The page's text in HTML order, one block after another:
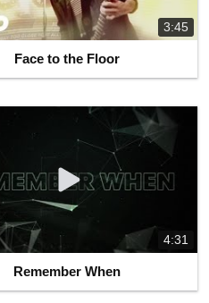
3:45
Face to the Floor
4:31
Remember When